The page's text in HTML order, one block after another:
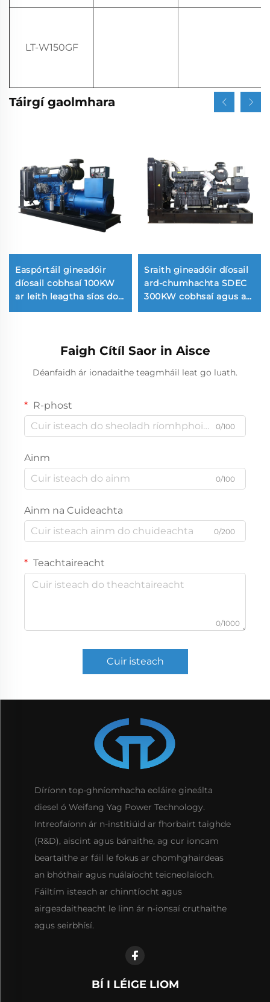
LT-W150GF
Táirgí gaolmhara
Easpórtáil gineadóir
díosail cobhsaí 100KW
ar leith leagtha síos do
Sraith gineadóir díosail
ard-chumhachta SDEC
300KW cobhsaí agus a
Faigh Cítíl Saor in Aisce
Déanfaidh ár ionadaithe teagmháil leat go luath.
R-phost
0/100
Ainm
0/100
Ainm na Cuideachta
0/200
Teachtaireacht
0/1000
Cuir isteach
Díríonn top-ghníomhacha eoláire gineálta
diesel ó Weifang Yag Power Technology.
Intreofaíonn ár n-institiúid ar fhorbairt taighde
(R&D), aiscint agus bánaithe, ag cur ioncam
beartaithe ar fáil le fokus ar chomhghairdeas
an bhóthair agus nuálaíocht teicneolaíoch.
Fáiltím isteach ar chinntíocht agus
airgeadaitheacht le linn ár n-ionsaí cruthaithe
agus seirbhísí.
BÍ I LÉIGE LIOM